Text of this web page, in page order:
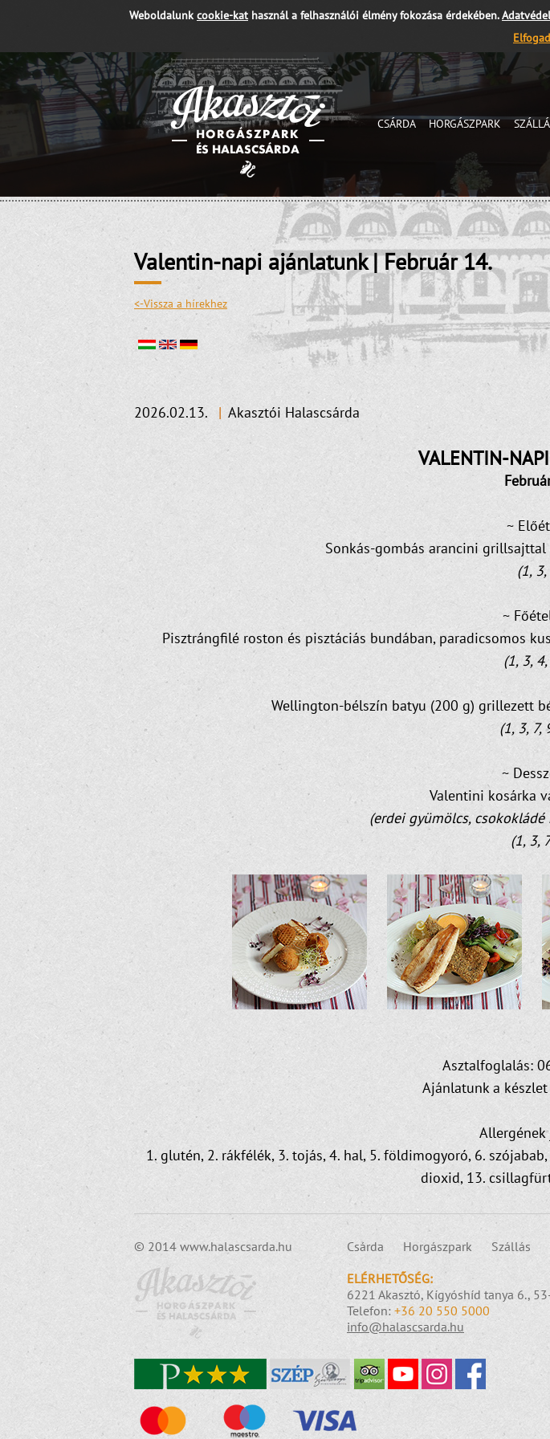
Weboldalunkcookie-kathasznál a felhasználói élmény fokozása érdekében.
CSÁRDA HORGÁSZPARK
Valentin-napi ajánlatunk | Február 14.
<-Vissza a hírekhez
2026.02.13. | Akasztói Halascsárda
VALENTIN-
~
Sonkás-gombás arancini
(1,
~
Pisztrángfilé roston és pisztáciás bundában, paradicsomos
(1, 3,
Wellington-bélszín batyu (200 g) grillezett
(1, 3, 7,
~
Valentini kosárka
(erdei gyümölcs,
(1, 3,
Asztalfoglalás:
Ajánlatunk a
Allergének
1. glutén, 2. rákfélék, 3. tojás, 4. hal, 5. földimogyoró, 6.
dioxid, 13.
© 2014 www.halascsarda.hu Csárda Horgászpark Szállás
ELÉRHETŐSÉG:
6221 Akasztó, Kígyóshíd tanya 6.,
Telefon: +36 20 550 5000
info@halascsarda.hu